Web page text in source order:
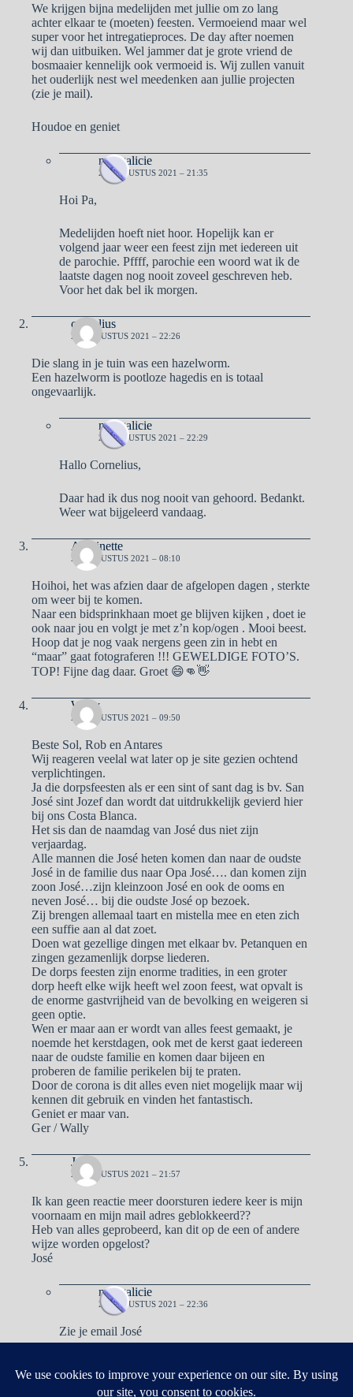
We krijgen bijna medelijden met jullie om zo lang
achter elkaar te (moeten) feesten. Vermoeiend maar wel
super voor het intregatieproces. De day after noemen
wij dan uitbuiken. Wel jammer dat je grote vriend de
bosmaaier kennelijk ook vermoeid is. Wij zullen vanuit
het ouderlijk nest wel meedenken aan jullie projecten
(zie je mail).
Houdoe en geniet
naargalicie
23 AUGUSTUS 2021 – 21:35
Hoi Pa,
Medelijden hoeft niet hoor. Hopelijk kan er
volgend jaar weer een feest zijn met iedereen uit
de parochie. Pffff, parochie een woord wat ik de
laatste dagen nog nooit zoveel geschreven heb.
Voor het dak bel ik morgen.
cornelius
23 AUGUSTUS 2021 – 22:26
Die slang in je tuin was een hazelworm.
Een hazelworm is pootloze hagedis en is totaal
ongevaarlijk.
naargalicie
23 AUGUSTUS 2021 – 22:29
Hallo Cornelius,
Daar had ik dus nog nooit van gehoord. Bedankt.
Weer wat bijgeleerd vandaag.
Antoinette
24 AUGUSTUS 2021 – 08:10
Hoihoi, het was afzien daar de afgelopen dagen , sterkte
om weer bij te komen.
Naar een bidsprinkhaan moet ge blijven kijken , doet ie
ook naar jou en volgt je met z’n kop/ogen . Mooi beest.
Hoop dat je nog vaak nergens geen zin in hebt en
“maar” gaat fotograferen !!! GEWELDIGE FOTO’S.
TOP! Fijne dag daar. Groet 😄👊👋
Wally
24 AUGUSTUS 2021 – 09:50
Beste Sol, Rob en Antares
Wij reageren veelal wat later op je site gezien ochtend
verplichtingen.
Ja die dorpsfeesten als er een sint of sant dag is bv. San
José sint Jozef dan wordt dat uitdrukkelijk gevierd hier
bij ons Costa Blanca.
Het sis dan de naamdag van José dus niet zijn
verjaardag.
Alle mannen die José heten komen dan naar de oudste
José in de familie dus naar Opa José…. dan komen zijn
zoon José…zijn kleinzoon José en ook de ooms en
neven José… bij die oudste José op bezoek.
Zij brengen allemaal taart en mistella mee en eten zich
een suffie aan al dat zoet.
Doen wat gezellige dingen met elkaar bv. Petanquen en
zingen gezamenlijk dorpse liederen.
De dorps feesten zijn enorme tradities, in een groter
dorp heeft elke wijk heeft wel zoon feest, wat opvalt is
de enorme gastvrijheid van de bevolking en weigeren si
geen optie.
Wen er maar aan er wordt van alles feest gemaakt, je
noemde het kerstdagen, ook met de kerst gaat iedereen
naar de oudste familie en komen daar bijeen en
proberen de familie perikelen bij te praten.
Door de corona is dit alles even niet mogelijk maar wij
kennen dit gebruik en vinden het fantastisch.
Geniet er maar van.
Ger / Wally
Jose
24 AUGUSTUS 2021 – 21:57
Ik kan geen reactie meer doorsturen iedere keer is mijn
voornaam en mijn mail adres geblokkeerd??
Heb van alles geprobeerd, kan dit op de een of andere
wijze worden opgelost?
José
naargalicie
24 AUGUSTUS 2021 – 22:36
Zie je email José